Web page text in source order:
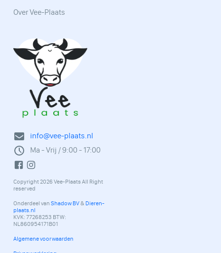
info@vee-plaats.nl
Ma - Vrij / 9:00 - 17:00
Copyright 2026 Vee-Plaats All Right
reserved
Onderdeel van Shadow BV& Dieren-
plaats.nl
KVK: 77268253 BTW:
NL860954171B01
Algemene voorwaarden
Over Vee-Plaats